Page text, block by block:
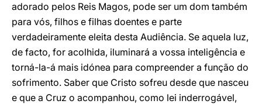
adorado pelos Reis Magos, pode ser um dom também
para vós, filhos e filhas doentes e parte
verdadeiramente eleita desta Audiência. Se aquela luz,
de facto, for acolhida, iluminará a vossa inteligência e
torná-la-á mais idónea para compreender a função do
sofrimento. Saber que Cristo sofreu desde que nasceu
e que a Cruz o acompanhou, como lei inderrogável,